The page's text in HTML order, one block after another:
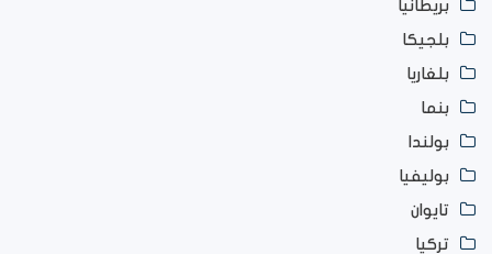
بريطانيا
بلجيكا
بلغاريا
بنما
بولندا
بوليفيا
تايوان
تركيا